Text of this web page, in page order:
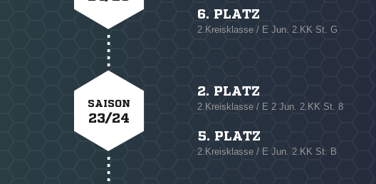
6. PLATZ
2.Kreisklasse / E Jun. 2.KK St. G
SAISON
23/24
2. PLATZ
2.Kreisklasse / E 2 Jun. 2.KK St. 8
5. PLATZ
2.Kreisklasse / E Jun. 2.KK St. B